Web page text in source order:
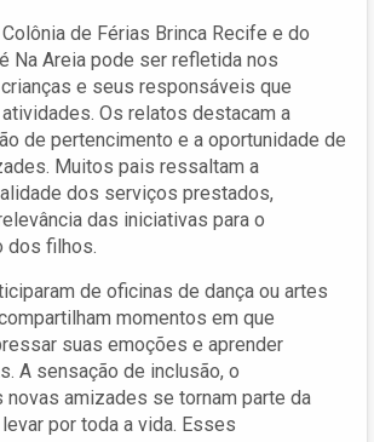
de Férias Brinca Recife e do
Na Areia pode ser refletida nos
e seus responsáveis que
Os relatos destacam a
de pertencimento e a oportunidade de
Muitos pais ressaltam a
dos serviços prestados,
das iniciativas para o
dos filhos.
de oficinas de dança ou artes
momentos em que
suas emoções e aprender
A sensação de inclusão, o
novas amizades se tornam parte da
por toda a vida. Esses